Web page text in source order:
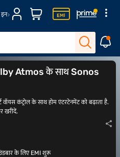
इन
मिवी साउंडबार Samsung
Atmos के साथ Sonos
वॉयस कंट्रोल के साथ होम एंटरटेनमेंट को बढ़ाता है.
खरीदें.
के लिए EMI शुरू